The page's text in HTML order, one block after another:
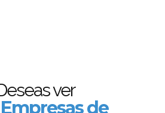
ver
Empresas de